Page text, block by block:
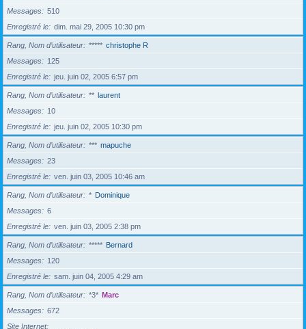
Messages
510
Enregistré le
dim. mai 29, 2005 10:30 pm
Rang, Nom d’utilisateur ***** christophe R
Messages
125
Enregistré le
jeu. juin 02, 2005 6:57 pm
Rang, Nom d’utilisateur ** laurent
Messages
10
Enregistré le
jeu. juin 02, 2005 10:30 pm
Rang, Nom d’utilisateur *** mapuche
Messages
23
Enregistré le
ven. juin 03, 2005 10:46 am
Rang, Nom d’utilisateur * Dominique
Messages
6
Enregistré le
ven. juin 03, 2005 2:38 pm
Rang, Nom d’utilisateur ***** Bernard
Messages
120
Enregistré le
sam. juin 04, 2005 4:29 am
Rang, Nom d’utilisateur *3* Marc
Messages
672
Site Internet